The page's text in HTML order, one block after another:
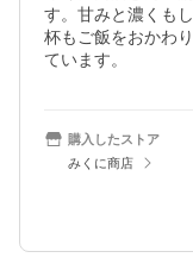
す。甘みと濃くも
杯もご飯をおかわ
ています。
購入したストア
みくに商店